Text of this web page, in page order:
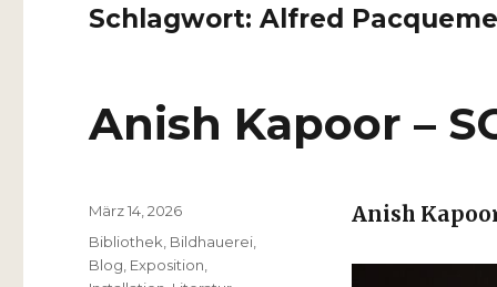
Schlagwort:Alfred
Anish Kapoor –
Anish
Veröffentlicht
am
März 14, 2026
Kategorien
Bibliothek Bildhauerei
Blog Exposition